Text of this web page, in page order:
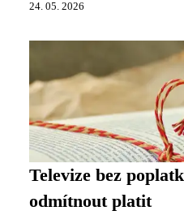
24. 05. 2026
Televize bez
odmítnout platit